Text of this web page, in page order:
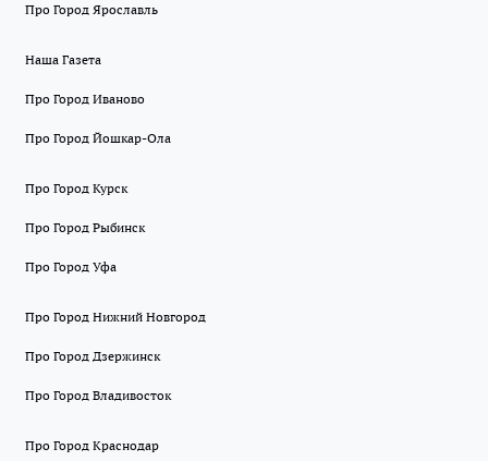
Про Город Ярославль
Наша Газета
Про Город Иваново
Про Город Йошкар-Ола
Про Город Курск
Про Город Рыбинск
Про Город Уфа
Про Город Нижний Новгород
Про Город Дзержинск
Про Город Владивосток
Про Город Краснодар